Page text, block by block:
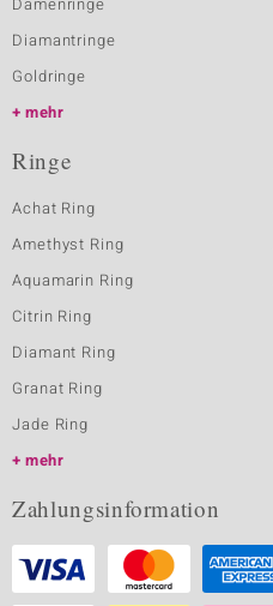
Diamantringe
Goldringe
mehr
Ringe
Achat Ring
Amethyst Ring
Aquamarin Ring
Citrin Ring
Diamant Ring
Granat Ring
Jade Ring
mehr
Zahlungsinformation